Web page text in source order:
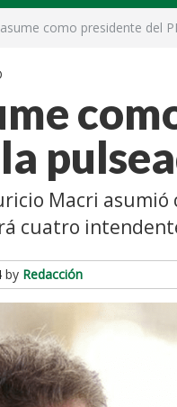
como presidente del
Macri
cuatro
by Redacción